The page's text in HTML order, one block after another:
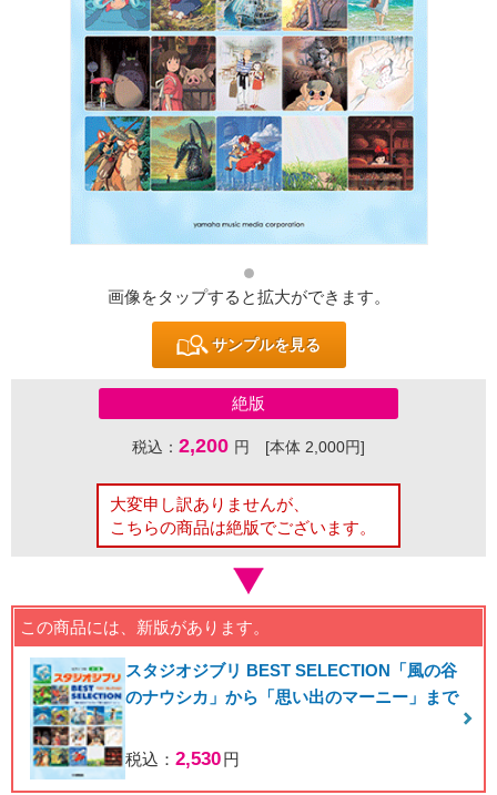
画像をタップすると拡大ができます。
サンプルを見る
絶版
税込： 2,200 円 [本体 2,000円]
大変申し訳ありませんが、
こちらの商品は絶版でございます。
この商品には、新版があります。
スタジオジブリ BEST SELECTION「風の谷
のナウシカ」から「思い出のマーニー」まで
税込： 2,530円